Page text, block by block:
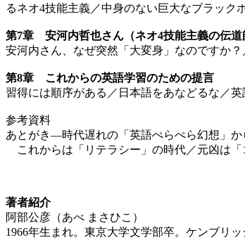
るネオ4技能主義／中身のない巨大なブラック
第7章 安河内哲也さん（ネオ4技能主義の伝
安河内さん、なぜ突然「大変身」なのですか
第8章 これからの英語学習のための提言
習得には順序がある／日本語をあなどるな／
参考資料
あとがき—時代遅れの「英語ぺらぺら幻想」か
これからは「リテラシー」の時代／元凶は「
著者紹介
阿部公彦（あべ まさひこ）
1966年生まれ。東京大学文学部卒。ケンブリ